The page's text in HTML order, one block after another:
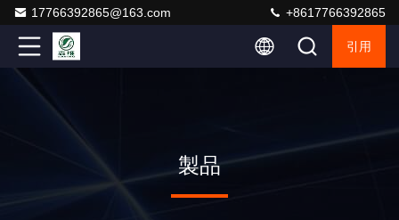
17766392865@163.com +8617766392865
引用
製品